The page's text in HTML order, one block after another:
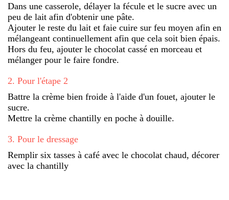
Dans une casserole, délayer la fécule et le sucre avec un
peu de lait afin d'obtenir une pâte.
Ajouter le reste du lait et faie cuire sur feu moyen afin en
mélangeant continuellement afin que cela soit bien épais.
Hors du feu, ajouter le chocolat cassé en morceau et
mélanger pour le faire fondre.
2. Pour l'étape 2
Battre la crème bien froide à l'aide d'un fouet, ajouter le
sucre.
Mettre la crème chantilly en poche à douille.
3. Pour le dressage
Remplir six tasses à café avec le chocolat chaud, décorer
avec la chantilly